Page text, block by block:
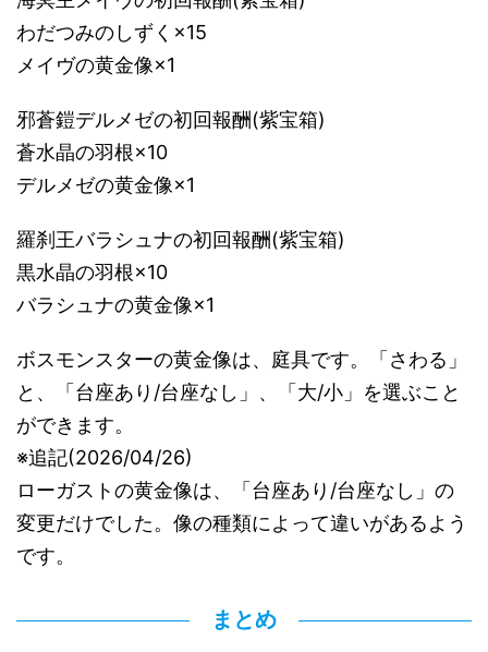
わだつみのしずく×15
メイヴの黄金像×1
邪蒼鎧デルメゼの初回報酬(紫宝箱)
蒼水晶の羽根×10
デルメゼの黄金像×1
羅刹王バラシュナの初回報酬(紫宝箱)
黒水晶の羽根×10
バラシュナの黄金像×1
ボスモンスターの黄金像は、庭具です。「さわる」
と、「台座あり/台座なし」、「大/小」を選ぶこと
ができます。
※追記(2026/04/26)
ローガストの黄金像は、「台座あり/台座なし」の
変更だけでした。像の種類によって違いがあるよう
です。
まとめ